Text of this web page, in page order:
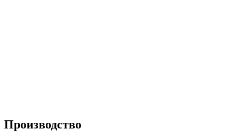
Производство